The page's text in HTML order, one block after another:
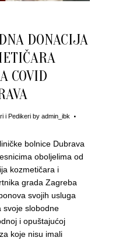
DONACIJA
COVID
i Pedikeri by admin_ibk
bolnice Dubrava
oboljelima od
kozmetičara i
grada Zagreba
svojih usluga
svoje slobodne
i opuštajućoj
koje nisu imali